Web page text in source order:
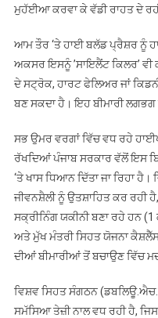
ਮੁਹੱਈਆ ਕਰਵਾ ਕੇ ਵੱਡੀ ਰਾਹਤ ਦੇ
ਆਮ ਤੌਰ ‘ਤੇ ਹਾਈ ਬਲੱਡ ਪ੍ਰੈਸ਼ਰ ਨੂੰ
ਅਕਸਰ ਇਸਨੂੰ ’ਸਾਇਲੈਂਟ ਕਿਲਰ’ ਵੀ
ਦੇ ਸਟ੍ਰੋਕ, ਹਾਰਟ ਫੇਲਿਅਰ ਜਾਂ
ਬਣ ਸਕਦਾ ਹੈ। ਇਹ ਬੀਮਾਰੀ
ਸਭ ਉਮਰ ਵਰਗਾਂ ਵਿੱਚ ਵਧ ਰਹੇ
ਰੱਖਦਿਆਂ ਪੰਜਾਬ ਸਰਕਾਰ ਵੱਲੋਂ ਇਸ
‘ਤੇ ਖਾਸ ਧਿਆਨ ਦਿੱਤਾ ਜਾ ਰਿਹਾ
ਜੀਵਨਸ਼ੈਲੀ ਨੂੰ ਉਤਸ਼ਾਹਿਤ ਕਰ ਰਹੀ
ਸਕ੍ਰੀਨਿੰਗ ਯਕੀਨੀ ਬਣਾ ਰਹੇ ਹਨ
ਅਤੇ ਮੁੱਖ ਮੰਤਰੀ ਸਿਹਤ ਯੋਜਨਾ
ਦੀਆਂ ਬੀਮਾਰੀਆਂ ਤੋਂ ਬਚਾਉਣ ਵਿੱਚ
ਵਿਸ਼ਵ ਸਿਹਤ ਸੰਗਠਨ
ਸਮੱਸਿਆ ਤੇਜ਼ੀ ਨਾਲ ਵਧ ਰਹੀ ਹੈ,